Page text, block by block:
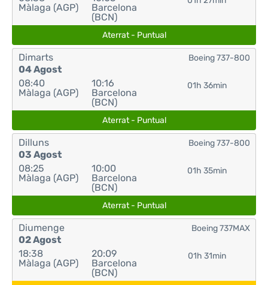
Màlaga (AGP)
Barcelona
(BCN)
Aterrat - Puntual
Dimarts
04 Agost
08:40
Màlaga (AGP)
10:16
Barcelona
(BCN)
01h 36min
Boeing 737-800
Aterrat - Puntual
Dilluns
03 Agost
08:25
Màlaga (AGP)
10:00
Barcelona
(BCN)
01h 35min
Boeing 737-800
Aterrat - Puntual
Diumenge
02 Agost
18:38
Màlaga (AGP)
20:09
Barcelona
(BCN)
01h 31min
Boeing 737MAX